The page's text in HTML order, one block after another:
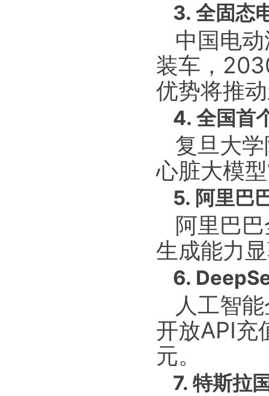
3. 全固态
中国电
装车，
优势将推
4. 全国首
复旦大
心脏大模
5. 阿里巴
阿里巴
生成能力
6.
人工智
开放API充
元。
7. 特斯拉